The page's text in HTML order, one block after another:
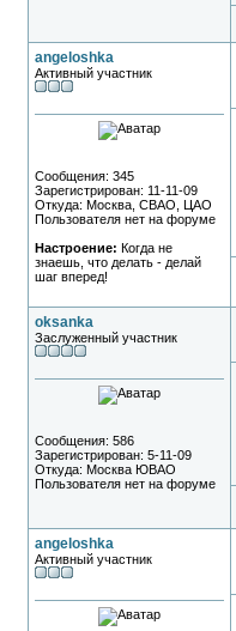
angeloshka
Активный участник
Сообщения: 345
Зарегистрирован: 11-11-09
Откуда: Москва, СВАО, ЦАО
Пользователя нет на форуме
Настроение: Когда не
знаешь, что делать - делай
шаг вперед!
oksanka
Заслуженный участник
Сообщения: 586
Зарегистрирован: 5-11-09
Откуда: Москва ЮВАО
Пользователя нет на форуме
angeloshka
Активный участник